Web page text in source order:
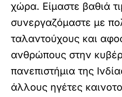
χώρα. Είμαστε βαθιά
συνεργαζόμαστε με
ταλαντούχους και
ανθρώπους στην
πανεπιστήμια της
άλλους ηγέτες